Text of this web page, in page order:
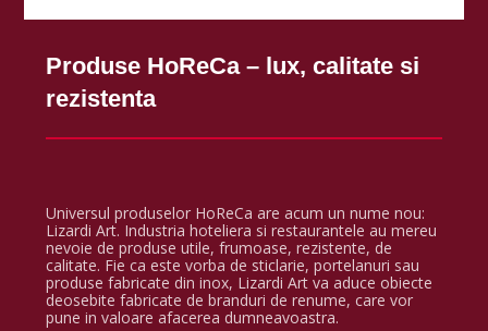
Produse HoReCa – lux, calitate si
rezistenta
Universul produselor HoReCa are acum un nume nou:
Lizardi Art. Industria hoteliera si restaurantele au mereu
nevoie de produse utile, frumoase, rezistente, de
calitate. Fie ca este vorba de sticlarie, portelanuri sau
produse fabricate din inox, Lizardi Art va aduce obiecte
deosebite fabricate de branduri de renume, care vor
pune in valoare afacerea dumneavoastra.